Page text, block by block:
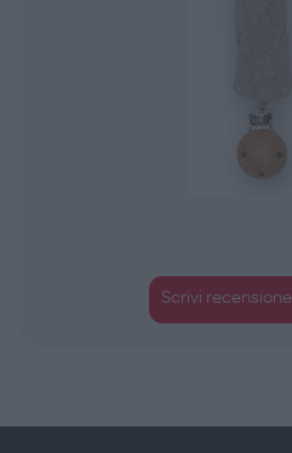
Scrivi recensione